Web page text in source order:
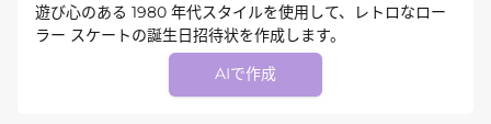
遊び心のある 1980 年代スタイルを使用して、レトロなロー
ラー スケートの誕生日招待状を作成します。
AIで作成